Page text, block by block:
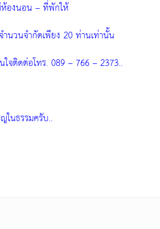
องนอน – ที่พักให้
ำนวนจำกัดเพียง 20 ท่านเท่านั้น
ใจติดต่อโทร. 089 – 766 – 2373..
ในธรรมครับ..